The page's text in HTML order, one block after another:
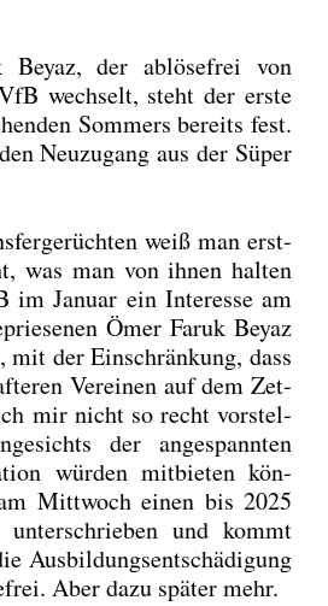
der ablö­se­frei von
wech­selt, steht der ers­te
Som­mers bereits fest.
Neu­zu­gang aus der Süper
weiß man erst­
was man von ihnen hal­ten
Janu­ar ein Inter­es­se am
Ömer Faruk Bey­az
mit der Ein­schrän­kung, dass
Ver­ei­nen auf dem Zet­
mir nicht so recht vor­stel­
der ange­spann­ten
wür­den mit­bie­ten kön­
Mitt­woch einen bis 2025
und kommt
Aus­bil­dungs­ent­schä­di­gung
Aber dazu spä­ter mehr.